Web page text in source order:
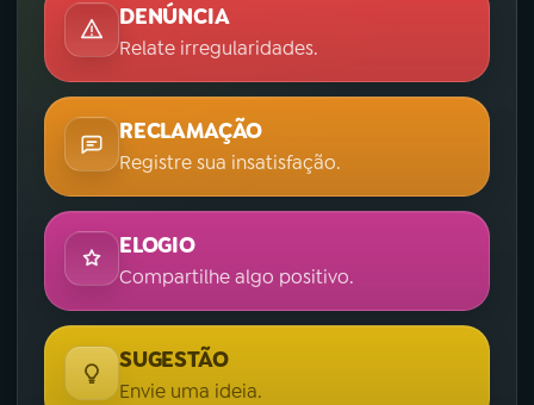
DENÚNCIA
Relate irregularidades.
RECLAMAÇÃO
Registre sua insatisfação.
ELOGIO
Compartilhe algo positivo.
SUGESTÃO
Envie uma ideia.